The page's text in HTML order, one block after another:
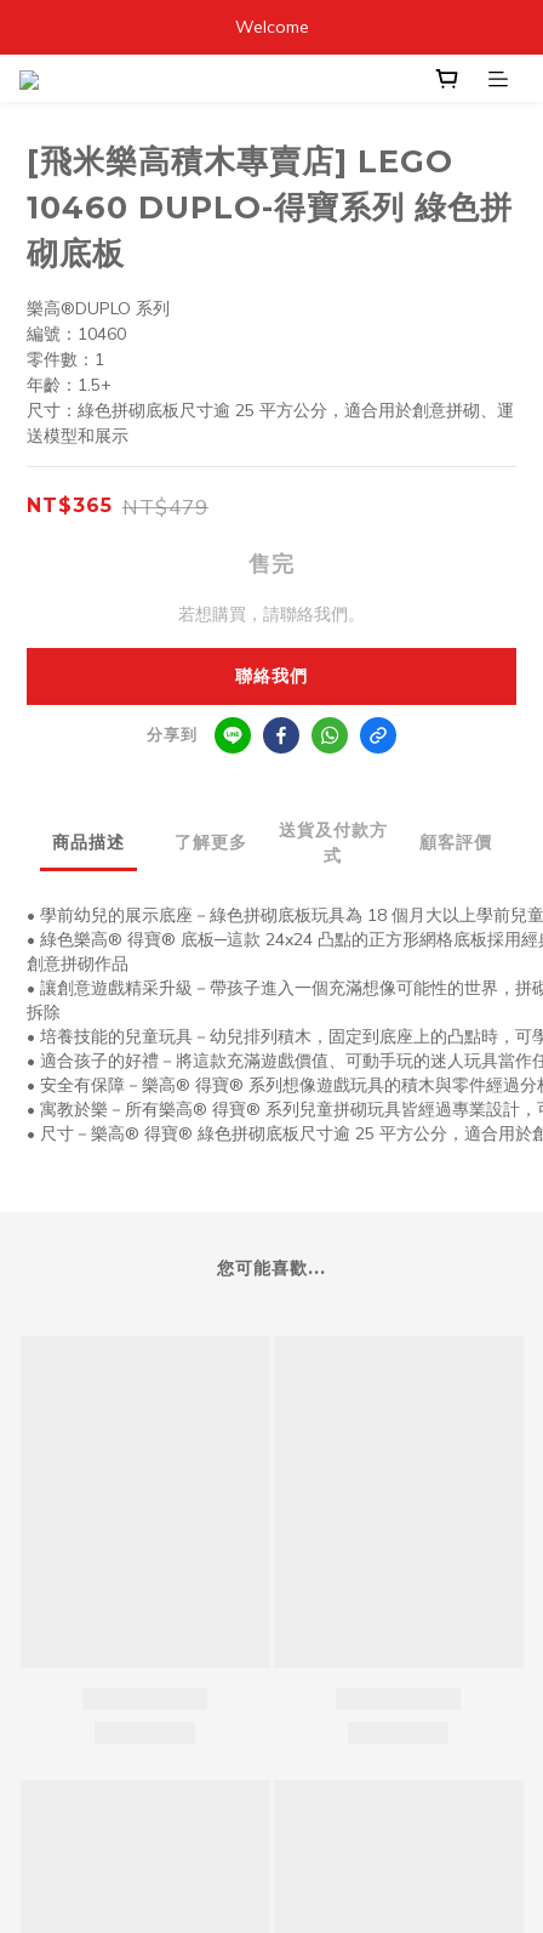
Welcome
[飛米樂高積木專賣店] LEGO
10460 DUPLO-得寶系列 綠色拼
砌底板
樂高®DUPLO 系列
編號：10460
零件數：1
年齡：1.5+
尺寸：綠色拼砌底板尺寸逾 25 平方公分，適合用於創意拼砌、運
送模型和展示
NT$365 NT$479
售完
若想購買，請聯絡我們。
聯絡我們
分享到
商品描述 了解更多
送貨及付款方
式
顧客評價
• 學前幼兒的展示底座－綠色拼砌底板玩具為 18 個月大以上學前兒
• 綠色樂高® 得寶® 底板─這款 24x24 凸點的正方形網格底板採用
創意拼砌作品
• 讓創意遊戲精采升級－帶孩子進入一個充滿想像可能性的世界，
拆除
• 培養技能的兒童玩具－幼兒排列積木，固定到底座上的凸點時，
• 適合孩子的好禮－將這款充滿遊戲價值、可動手玩的迷人玩具當作
• 安全有保障－樂高® 得寶® 系列想像遊戲玩具的積木與零件經過
• 寓教於樂－所有樂高® 得寶® 系列兒童拼砌玩具皆經過專業設計
• 尺寸－樂高® 得寶® 綠色拼砌底板尺寸逾 25 平方公分，適合用於
您可能喜歡...